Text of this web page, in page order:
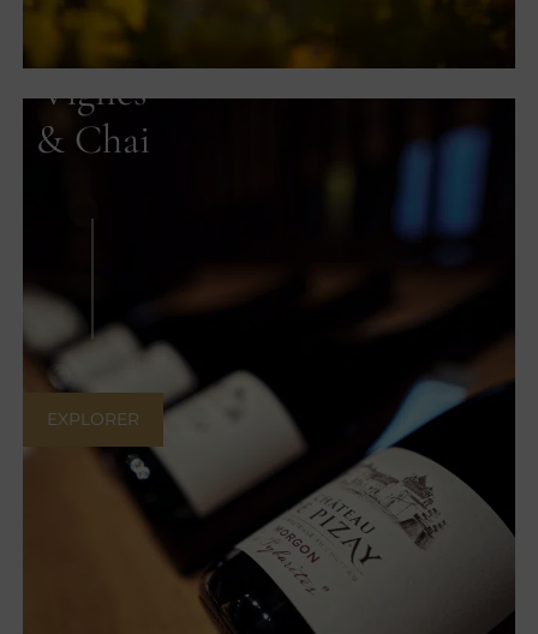
Vignes
& Chai
EXPLORER